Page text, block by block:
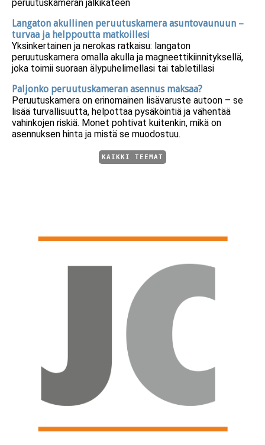
peruutuskameran jälkikäteen
Langaton akullinen peruutuskamera asuntovaunuun –
turvaa ja helppoutta matkoillesi
Yksinkertainen ja nerokas ratkaisu: langaton
peruutuskamera omalla akulla ja magneettikiinnityksellä,
joka toimii suoraan älypuhelimellasi tai tabletillasi
Paljonko peruutuskameran asennus maksaa?
Peruutuskamera on erinomainen lisävaruste autoon – se
lisää turvallisuutta, helpottaa pysäköintiä ja vähentää
vahinkojen riskiä. Monet pohtivat kuitenkin, mikä on
asennuksen hinta ja mistä se muodostuu.
KAIKKI TEEMAT